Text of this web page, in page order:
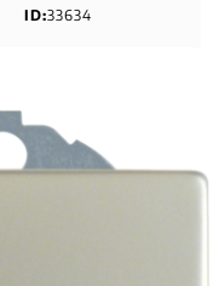
ID:33634